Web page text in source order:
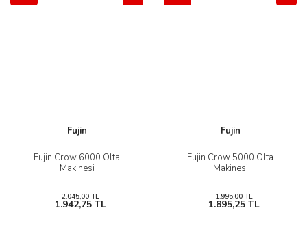
Fujin
Fujin Crow 6000 Olta
Makinesi
2.045,00 TL
1.942,75 TL
Fujin
Fujin Crow 5000 Olta
Makinesi
1.995,00 TL
1.895,25 TL